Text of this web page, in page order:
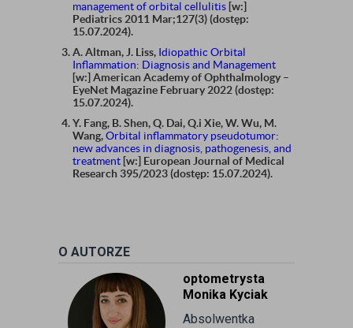
management of orbital cellulitis [w:]
Pediatrics 2011 Mar;127(3) (dostęp:
15.07.2024).
A. Altman, J. Liss, Idiopathic Orbital
Inflammation: Diagnosis and Management
[w:] American Academy of Ophthalmology –
EyeNet Magazine February 2022 (dostęp:
15.07.2024).
Y. Fang, B. Shen, Q. Dai, Q.i Xie, W. Wu, M.
Wang,Orbital inflammatory pseudotumor:
new advances in diagnosis, pathogenesis, and
treatment [w:] European Journal of Medical
Research 395/2023 (dostęp: 15.07.2024).
O AUTORZE
optometrysta
Monika Kyciak
Absolwentka